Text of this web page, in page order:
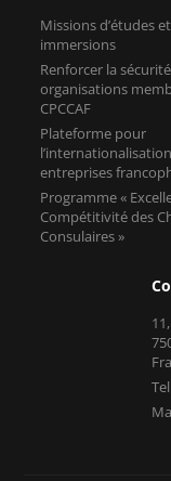
Missions d’études et
immersions
Renforcer la
organisations
CPCCAF
Plateforme pour
entreprises
Programme «
Compétitivité des
Consulaires »